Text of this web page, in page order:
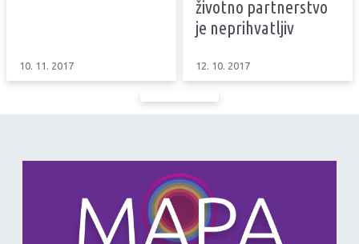
10. 11. 2017
životno partnerstvo
je neprihvatljiv
12. 10. 2017